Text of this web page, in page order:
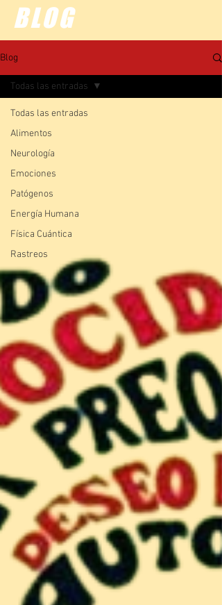
BLOG
Blog
Todas las entradas
Alimentos
Neurología
Emociones
Patógenos
Energía Humana
Física Cuántica
Rastreos
Todas las entradas